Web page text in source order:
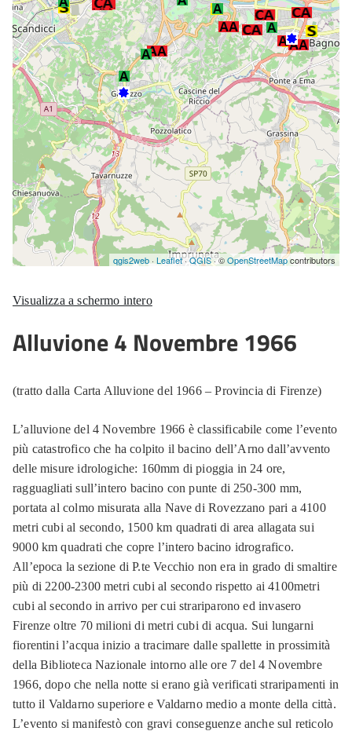
Visualizza a schermo intero
Alluvione 4 Novembre 1966
(tratto dalla Carta Alluvione del 1966 – Provincia di Firenze)
L’alluvione del 4 Novembre 1966 è classificabile come l’evento
più catastrofico che ha colpito il bacino dell’Arno dall’avvento
delle misure idrologiche: 160mm di pioggia in 24 ore,
ragguagliati sull’intero bacino con punte di 250-300 mm,
portata al colmo misurata alla Nave di Rovezzano pari a 4100
metri cubi al secondo, 1500 km quadrati di area allagata sui
9000 km quadrati che copre l’intero bacino idrografico.
All’epoca la sezione di P.te Vecchio non era in grado di smaltire
più di 2200-2300 metri cubi al secondo rispetto ai 4100metri
cubi al secondo in arrivo per cui strariparono ed invasero
Firenze oltre 70 milioni di metri cubi di acqua. Sui lungarni
fiorentini l’acqua inizio a tracimare dalle spallette in prossimità
della Biblioteca Nazionale intorno alle ore 7 del 4 Novembre
1966, dopo che nella notte si erano già verificati straripamenti in
tutto il Valdarno superiore e Valdarno medio a monte della città.
L’evento si manifestò con gravi conseguenze anche sul reticolo